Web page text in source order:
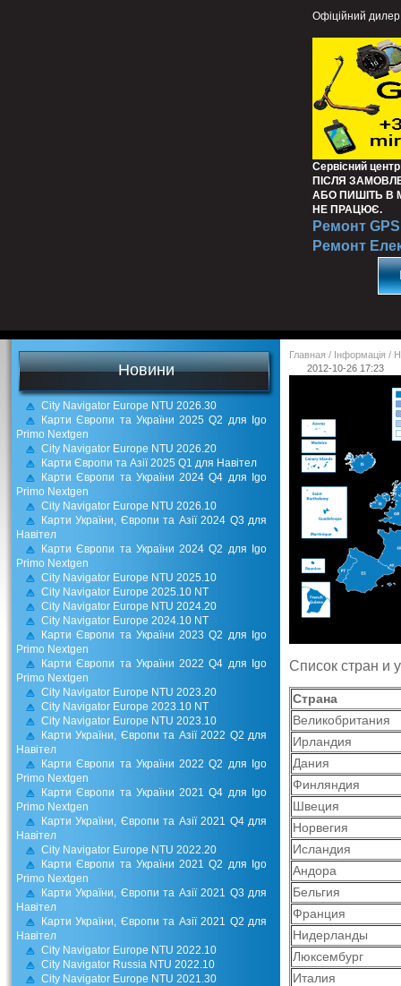
Офіційний дилер
Сервісний
ПІСЛЯ
АБО ПИШІТЬ В
НЕ ПРАЦЮЄ.
Ремонт GPS
Ремонт
Новини
City Navigator Europe NTU 2026.30
Карти Європи та України 2025 Q2 для Igo
Primo Nextgen
City Navigator Europe NTU 2026.20
Карти Європи та Азії 2025 Q1 для Навітел
Карти Європи та України 2024 Q4 для Igo
Primo Nextgen
City Navigator Europe NTU 2026.10
Карти України, Європи та Азії 2024 Q3 для
Навітел
Карти Європи та України 2024 Q2 для Igo
Primo Nextgen
City Navigator Europe NTU 2025.10
City Navigator Europe 2025.10 NT
City Navigator Europe NTU 2024.20
City Navigator Europe 2024.10 NT
Карти Європи та України 2023 Q2 для Igo
Primo Nextgen
Карти Європи та України 2022 Q4 для Igo
Primo Nextgen
City Navigator Europe NTU 2023.20
City Navigator Europe 2023.10 NT
City Navigator Europe NTU 2023.10
Карти України, Європи та Азії 2022 Q2 для
Навітел
Карти Європи та України 2022 Q2 для Igo
Primo Nextgen
Карти Європи та України 2021 Q4 для Igo
Primo Nextgen
Карти України, Європи та Азії 2021 Q4 для
Навітел
City Navigator Europe NTU 2022.20
Карти Європи та України 2021 Q2 для Igo
Primo Nextgen
Карти України, Європи та Азії 2021 Q3 для
Навітел
Карти України, Європи та Азії 2021 Q2 для
Навітел
City Navigator Europe NTU 2022.10
City Navigator Russia NTU 2022.10
City Navigator Europe NTU 2021.30
Главная / Інформація /
2012-10-26 17:23
Список стран и
Страна
Великобритания
Ирландия
Дания
Финляндия
Швеция
Норвегия
Исландия
Андора
Бельгия
Франция
Нидерланды
Люксембург
Италия